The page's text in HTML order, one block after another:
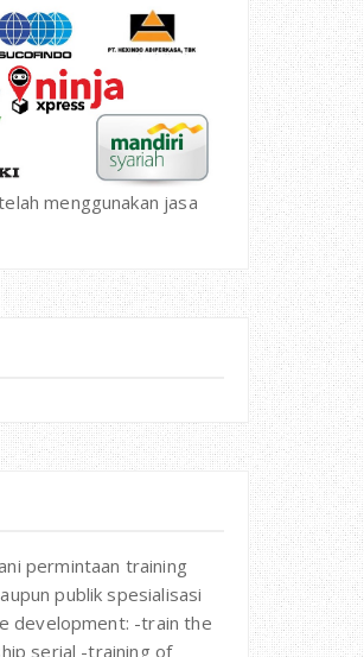
menggunakan jasa
permintaan training
publik spesialisasi
development: -train the
serial -training of